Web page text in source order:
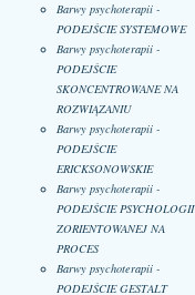
Barwy psychoterapii -
PODEJŚCIE SYSTEMOWE
Barwy psychoterapii -
PODEJŚCIE
SKONCENTROWANE NA
ROZWIĄZANIU
Barwy psychoterapii -
PODEJŚCIE
ERICKSONOWSKIE
Barwy psychoterapii -
PODEJŚCIE PSYCHOLOGII
ZORIENTOWANEJ NA
PROCES
Barwy psychoterapii -
PODEJŚCIE GESTALT